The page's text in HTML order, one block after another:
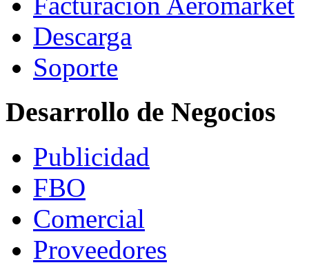
Descarga
Soporte
Desarrollo de Negocios
Publicidad
FBO
Comercial
Proveedores